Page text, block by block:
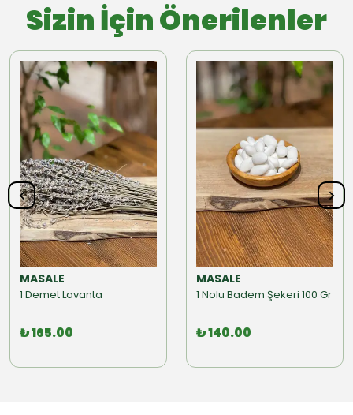
Sizin İçin Önerilenler
MASALE
1 Demet Lavanta
₺ 165.00
MASALE
1 Nolu Badem Şekeri 100 Gr
₺ 140.00